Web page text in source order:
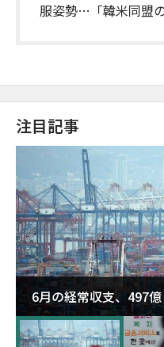
服姿勢…「韓米同盟
注目記事
6月の経常収支、497
が初の1000億ドル突破